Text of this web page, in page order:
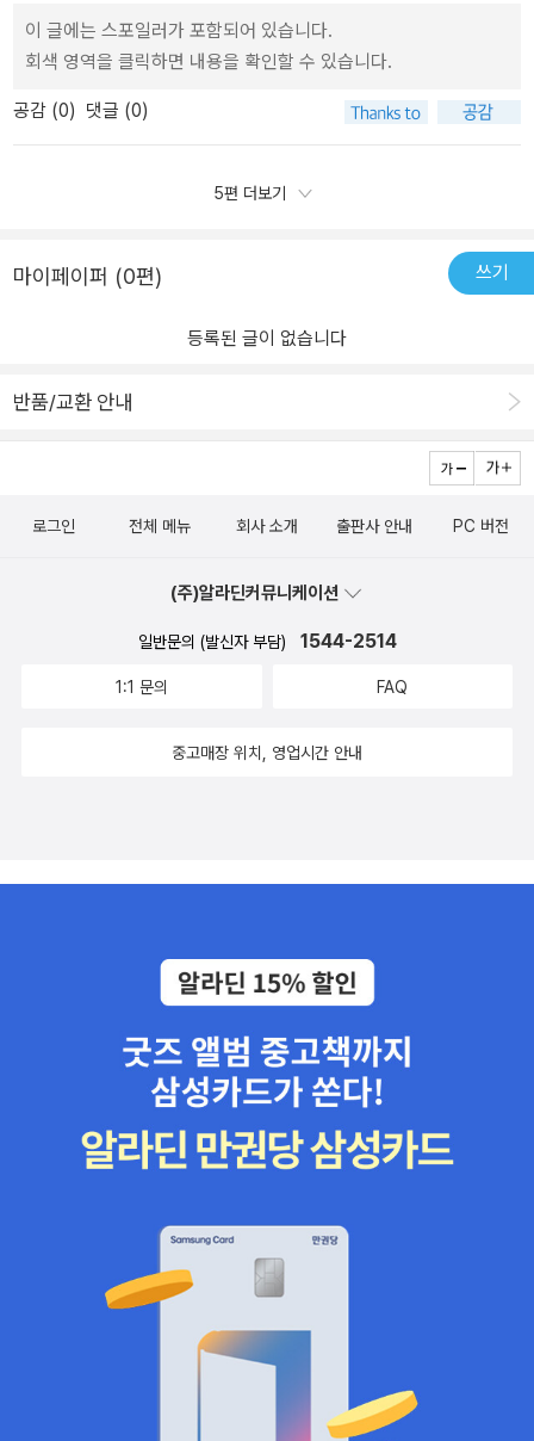
어로 말하는 연습을 한 것이다. 말의 흐름이 끊기지 않으려면 이야깃
거리가 필요하다. - p.139 line 3~7 이력서에 빼곡하게 적힌 높은
스펙이나 화려한 경험들로는 면접관의 마음을 움직일 수 없다. 자신
만의 경험과 강점을 이야기로 풀어내거나, 사소한 행동으로 면접관의
마음을 흔들어야 한다. 그들은 완벽한 조건을 갖춘 사람을 찾는 것이
후 훈련 과정을 통해서 부족한 자질을 채우면 된다. - p.185 line 17 ~
직인다. 면접관에게 자신 있는 모습으로 '나'라는 사람을 알리면 된다.
자신에 대한 확신이 없으면 면접관도 나에 대해 확신을 가질 수 없다.
마음은 마음으로 전해진다. 내가 어떤 마음가짐을 갖느냐에 따라 모
다.세상에서 가장 힘들다는 인도의 손님을 맞은일과 북한승객을 만난
일, 미국식 영어에 익숙한 나머지 영국인의 말을 못알아 들은 에피소
을 이겨낸 저자 특유의 긍정적인 이야기들이 이어진다.​결국 그녀는
승무원을 그만 두지만 거기서 멈추지 않고 홀로 승무원의 길을 가기
서, 그리고 승무원 경험자로서, 외국항공사에 근무한 노하우 등을 전
는 삶은 영혼이 없는 삶과 같다' 라는 말을 늘 가슴에 새기며 세상을
배워가는 노력을 쉼없이 이어나가고 있다.​이 책은 승무원이 되고자
하는 사람들에게 많은 용기를 줄것 같다.저자 역시 한번에 승무원이
영어, 키,업무경험-을 이겨내고 성공적인 스튜어디스가 되었기 때문
싶은 꿈이 있었다. 그래서 좌절하지 않았고 회사를 퇴직하면서도 또
다른 길을 찾아 그동안의 경험과 노하우를 살려 영어강사가 되었고
승무원 지망생의 멘토가 되었다. ​현대는 원소트 멀티유즈의 세상이
자신의 능력을 하나로 정해놓지 말고 나뭇가지처럼 계속 뻗어나가 계
속 과실을 맺길 바라는 마음이 담겨있는 책이다
이 글에는 스포일러가 포함되어 있습니다.
회색 영역을 클릭하면 내용을 확인할 수 있습니다.
공감 (0) 댓글 (0)
5편 더보기
마이페이퍼 (0편) 쓰기
등록된 글이 없습니다
반품/교환 안내
로그인 전체 메뉴 회사 소개 출판사 안내 PC 버전
(주)알라딘커뮤니케이션
일반문의 (발신자 부담) 1544-2514
1:1 문의 FAQ
중고매장 위치, 영업시간 안내